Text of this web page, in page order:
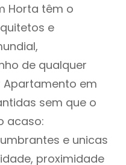
Horta têm o
e
de qualquer
Apartamento em
sem que o
acaso:
e unicas
proximidade